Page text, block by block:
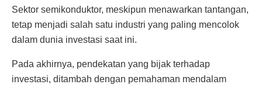
Sektor semikonduktor, meskipun menawarkan tantangan,
tetap menjadi salah satu industri yang paling mencolok
dalam dunia investasi saat ini.
Pada akhirnya, pendekatan yang bijak terhadap
investasi, ditambah dengan pemahaman mendalam